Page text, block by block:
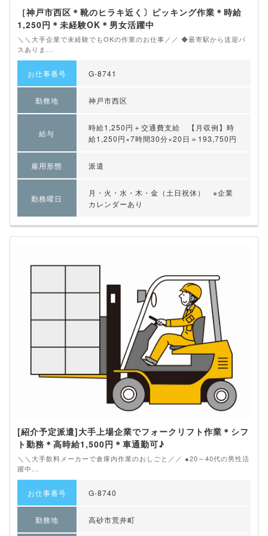
［神戸市西区＊靴のヒラキ近く〕ピッキング作業＊時給
1,250円＊未経験OK＊男女活躍中
＼＼大手企業で未経験でもOKの作業のお仕事／／ ◆最寄駅から送迎バ
スありま...
お仕事番号 G-8741
勤務地 神戸市西区
給与
時給1,250円＋交通費支給 【月収例】時
給1,250円×7時間30分×20日＝193,750円
雇用形態 派遣
勤務曜日
月・火・水・木・金（土日祝休） ※企業
カレンダーあり
[紹介予定派遣]大手上場企業でフォークリフト作業＊シフ
ト勤務＊高時給1,500円＊車通勤可♪
＼＼大手飲料メーカーで倉庫内作業のおしごと／／ ●20～40代の男性活
躍中...
お仕事番号 G-8740
勤務地 高砂市荒井町